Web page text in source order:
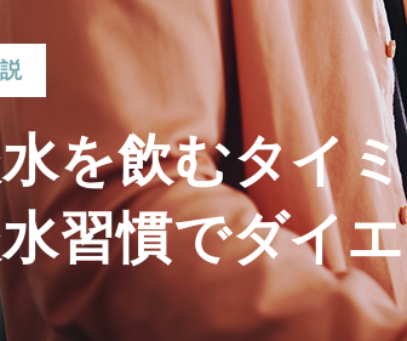
を飲むタイ
習慣でダイ